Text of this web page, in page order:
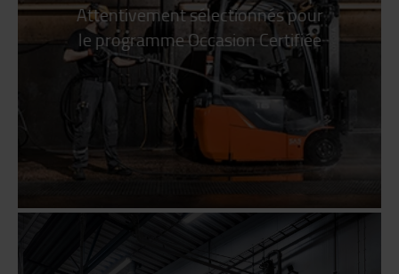
Attentivement sélectionnés pour
le programme Occasion Certifiée